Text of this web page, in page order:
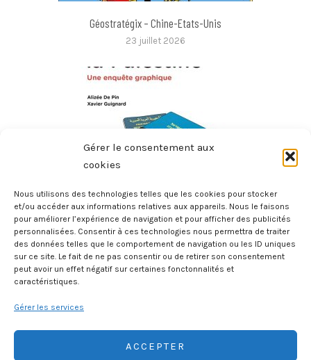
Gérer le consentement aux
cookies
Nous utilisons des technologies telles que les cookies pour stocker
et/ou accéder aux informations relatives aux appareils. Nous le faisons
pour améliorer l’expérience de navigation et pour afficher des publicités
personnalisées. Consentir à ces technologies nous permettra de traiter
des données telles que le comportement de navigation ou les ID uniques
sur ce site. Le fait de ne pas consentir ou de retirer son consentement
peut avoir un effet négatif sur certaines fonctonnalités et
caractéristiques.
Gérer les services
ACCEPTER
Géostratégix – Chine-Etats-Unis
23 juillet 2026
Comprendre La Palestine – Une Enquête Graphique
18 juillet 2026